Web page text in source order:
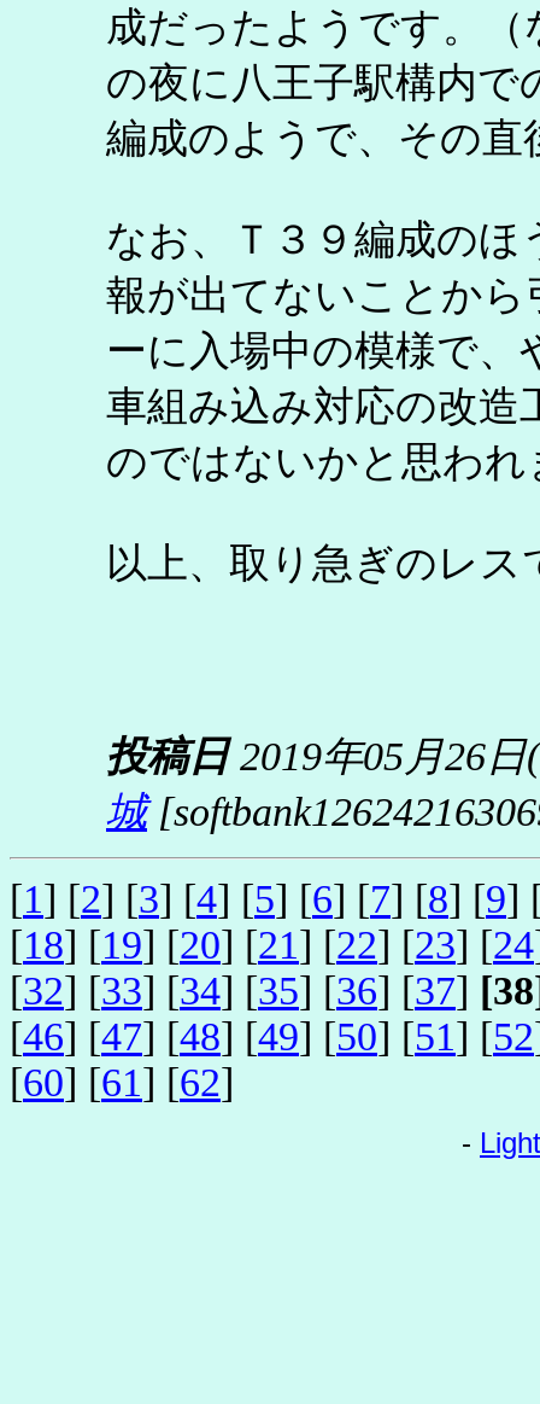
成だったようです。
の夜に八王子駅構内で
編成のようで、その
なお、Ｔ３９編成の
報が出てないことか
ーに入場中の模様で
車組み込み対応の改造
のではないかと思われ
以上、取り急ぎのレ
投稿日2019年05月26
城
[1] [2] [3] [4] [5] [6] [7] [8] [9]
[18] [19] [20] [21] [22] [23] [24
[32] [33] [34] [35] [36] [37]
[46] [47] [48] [49] [50] [51] [52
[60] [61] [62]
-